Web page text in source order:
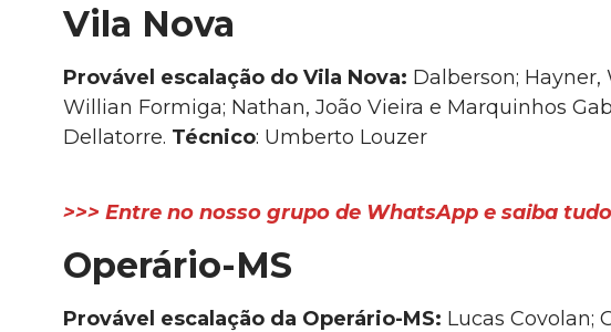
Vila Nova
Provável escalação do Vila Nova: Dalberson;
Willian Formiga; Nathan, João Vieira e Marquinhos
Dellatorre. Técnico: Umberto Louzer
>>> Entre no nosso grupo de WhatsApp e saiba
Operário-MS
Provável escalação da Operário-MS: Lucas Covolan;